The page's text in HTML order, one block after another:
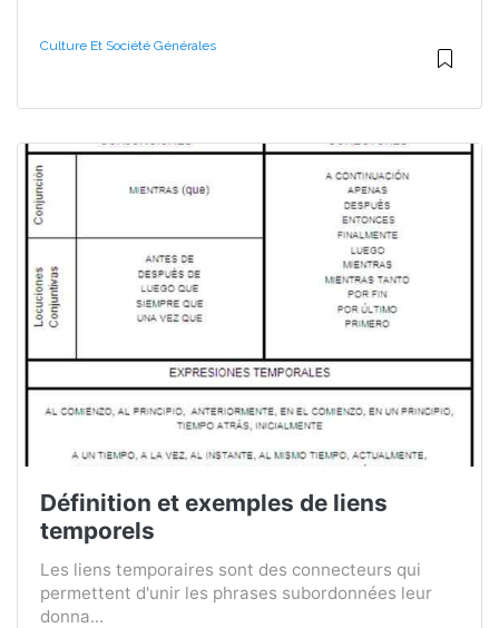
Culture Et Société Générales
Définition et exemples de liens
temporels
Les liens temporaires sont des connecteurs qui
permettent d'unir les phrases subordonnées leur
donna...